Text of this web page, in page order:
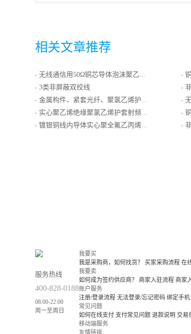
相关文章推荐
· 无线通信用50Ω铜芯导体泡沫聚乙烯绝缘铝塑复合编织外导体聚氯乙烯护套同轴射频电缆
· 3类非屏蔽双绞线
· 金属构件、紧套光纤、聚氯乙烯护套室内设备互联用光缆GJIJV
· 实心聚乙烯绝缘聚氯乙烯护套射频同轴电缆
· 镀银铜线内导体实心聚全氟乙丙烯内层聚乙烯外层绝缘单层编织屏蔽外导体低烟无卤阻燃聚烯烃护套局用同轴电缆
· 铜
· 非金
· 无
· 铜
· 非
服务热线
400-828-0188
08:00-22:00
周一至周日
我要买
我是采购商，如何找货？
买家采购流程 在
我要卖
如何成为签约供应商？
商家入驻流程 商家
账户服务
注册/登录流程 无法登录/忘记密码 绑定手机
常见问题
如何在线支付 支付常见问题 退款说明 交易
移动端服务
友情链接